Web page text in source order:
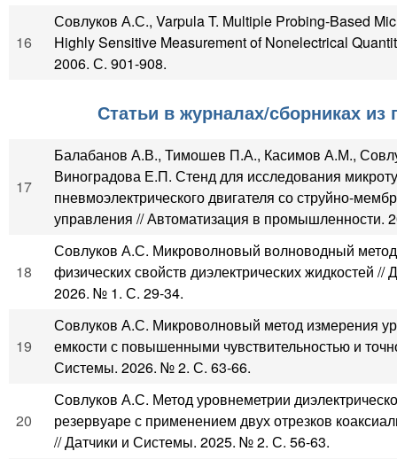
16
Совлуков А.С., Varpula T. Multiple Probing-Based
Highly Sensitive Measurement of Nonelectrical
2006. С. 901-908.
Статьи в журналах/сборниках из
17
Балабанов А.В., Тимошев П.А., Касимов А.М.,
Виноградова Е.П. Стенд для исследования
пневмоэлектрического двигателя со струйно-
управления // Автоматизация в промышленности.
18
Совлуков А.С. Микроволновый волноводный
физических свойств диэлектрических жидкостей //
2026. № 1. С. 29-34.
19
Совлуков А.С. Микроволновый метод измерения
емкости с повышенными чувствительностью и
Системы. 2026. № 2. С. 63-66.
20
Совлуков А.С. Метод уровнеметрии
резервуаре с применением двух отрезков
// Датчики и Системы. 2025. № 2. С. 56-63.